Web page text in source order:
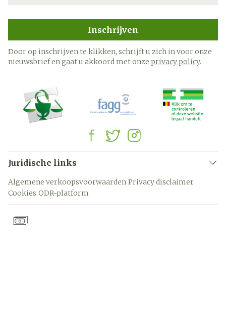
Inschrijven
Door op inschrijven te klikken, schrijft u zich in voor onze
nieuwsbrief en gaat u akkoord met onze privacy policy.
Juridische links
Algemene verkoopsvoorwaarden Privacy disclaimer
Cookies ODR-platform